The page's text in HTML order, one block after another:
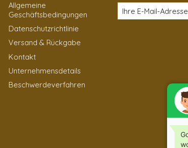
Allgemeine
Geschäftsbedingungen
Datenschutzrichtlinie
Versand & Rückgabe
Kontakt
Unternehmensdetails
Beschwerdeverfahren